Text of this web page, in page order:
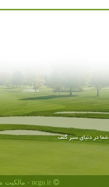
شما در دنیای سبز گلف
ncgu.ir - مالکیت معنوی سایت انجمن گلف متعلق به مالکین آن می باشد